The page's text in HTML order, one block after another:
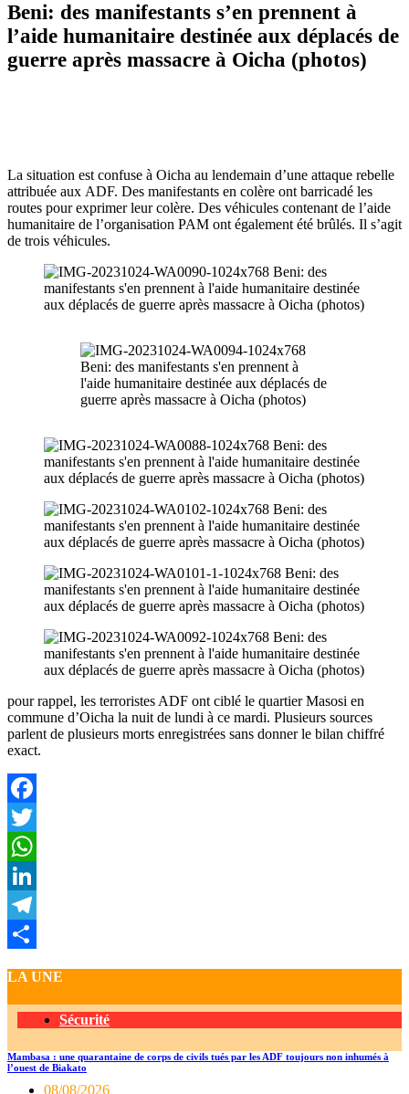
Beni: des manifestants s’en prennent à
l’aide humanitaire destinée aux déplacés de
guerre après massacre à Oicha (photos)
La situation est confuse à Oicha au lendemain d’une attaque rebelle
attribuée aux ADF. Des manifestants en colère ont barricadé les
routes pour exprimer leur colère. Des véhicules contenant de l’aide
humanitaire de l’organisation PAM ont également été brûlés. Il s’agit
de trois véhicules.
pour rappel, les terroristes ADF ont ciblé le quartier Masosi en
commune d’Oicha la nuit de lundi à ce mardi. Plusieurs sources
parlent de plusieurs morts enregistrées sans donner le bilan chiffré
exact.
Facebook
Twitter
WhatsApp
LinkedIn
Telegram
LA UNE
Sécurité
Mambasa : une quarantaine de corps de civils tués par les ADF toujours non inhumés à
l’ouest de Biakato
08/08/2026